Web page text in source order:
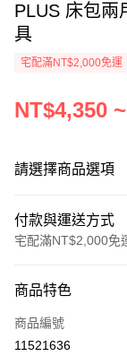
PLUS 床包兩
具
宅配滿NT$2,000免運
NT$4,350
請選擇商品選項
付款與運送方式
宅配滿NT$2,000免
信用卡一次付款
信用卡分期付款
商品特色
商品編號
11521636